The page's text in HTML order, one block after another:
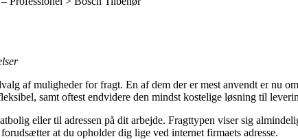
af muligheder for fragt. En af dem der er mest anvendt er nu
samt oftest endvidere den mindst kostelige løsning til
eller til adressen på dit arbejde. Fragttypen viser sig
at du opholder dig lige ved internet firmaets adresse.